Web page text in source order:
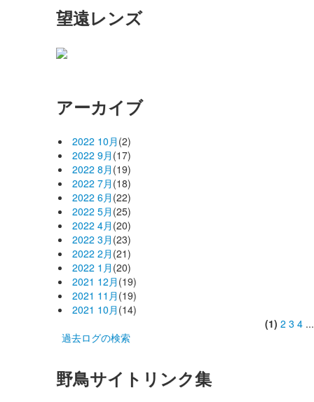
望遠レンズ
アーカイブ
2022 10月 (2)
2022 9月 (17)
2022 8月 (19)
2022 7月 (18)
2022 6月 (22)
2022 5月 (25)
2022 4月 (20)
2022 3月 (23)
2022 2月 (21)
2022 1月 (20)
2021 12月 (19)
2021 11月 (19)
2021 10月 (14)
(1) 2 3 4
過去ログの検索
野鳥サイトリンク集